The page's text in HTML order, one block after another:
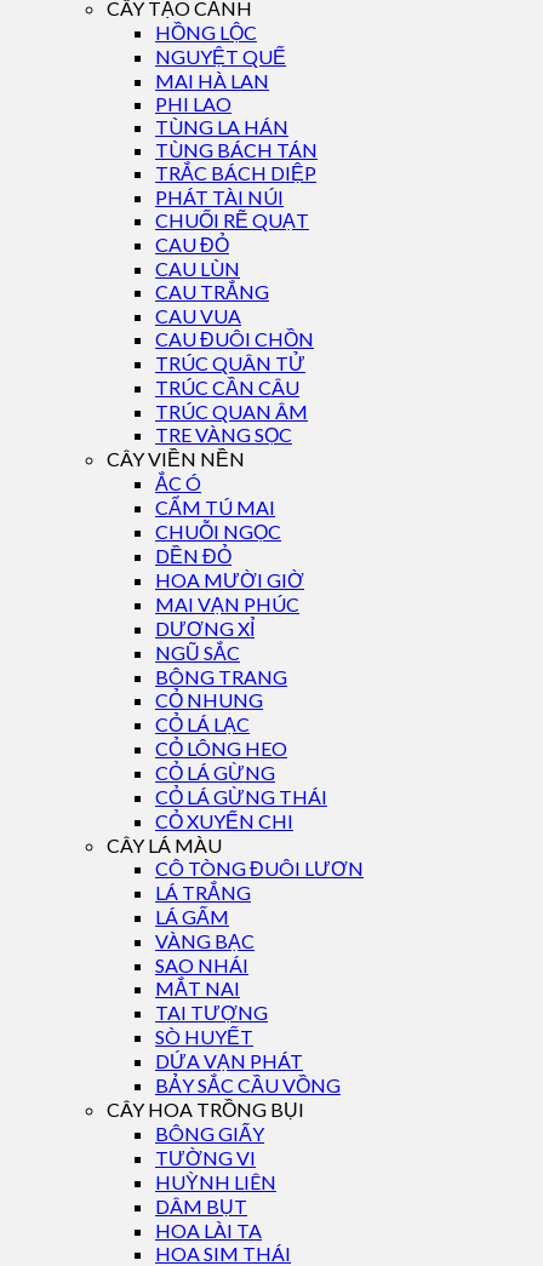
CÂY TẠO CẢNH
HỒNG LỘC
NGUYỆT QUẾ
MAI HÀ LAN
PHI LAO
TÙNG LA HÁN
TÙNG BÁCH TÁN
TRẮC BÁCH DIỆP
PHÁT TÀI NÚI
CHUỐI RẼ QUẠT
CAU ĐỎ
CAU LÙN
CAU TRẮNG
CAU VUA
CAU ĐUÔI CHỒN
TRÚC QUÂN TỬ
TRÚC CẦN CÂU
TRÚC QUAN ÂM
TRE VÀNG SỌC
CÂY VIỀN NỀN
ẮC Ó
CẨM TÚ MAI
CHUỖI NGỌC
DỀN ĐỎ
HOA MƯỜI GIỜ
MAI VẠN PHÚC
DƯƠNG XỈ
NGŨ SẮC
BÔNG TRANG
CỎ NHUNG
CỎ LÁ LẠC
CỎ LÔNG HEO
CỎ LÁ GỪNG
CỎ LÁ GỪNG THÁI
CỎ XUYẾN CHI
CÂY LÁ MÀU
CÔ TÒNG ĐUÔI LƯƠN
LÁ TRẮNG
LÁ GẤM
VÀNG BẠC
SAO NHÁI
MẮT NAI
TAI TƯỢNG
SÒ HUYẾT
DỨA VẠN PHÁT
BẢY SẮC CẦU VỒNG
CÂY HOA TRỒNG BỤI
BÔNG GIẤY
TƯỜNG VI
HUỲNH LIÊN
DÂM BỤT
HOA LÀI TA
HOA SIM THÁI